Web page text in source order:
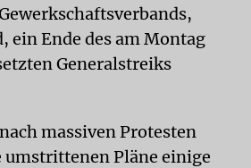
ein Ende des am Montag
Generalstreiks
massiven Protesten
Pläne einige